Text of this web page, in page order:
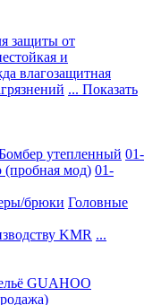
защиты от
и
влагозащитная
... Показать
утепленный 01-
(пробная мод) 01-
брюки Головные
KMR ...
GUAHOO